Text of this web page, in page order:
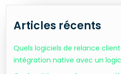
Articles récents
Quels logiciels de relance
intégration native avec un